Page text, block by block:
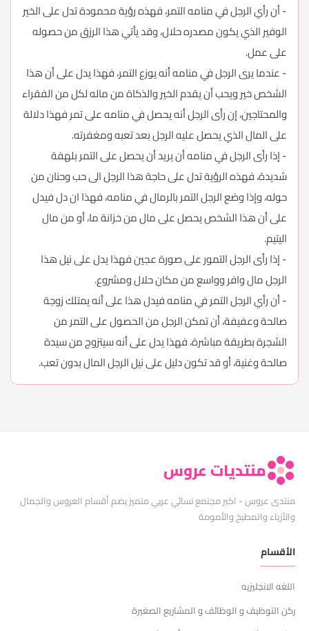
- أن رأي الرجل في منامه التمر، فهذه رؤية محمودة تدل على الخير
الوفير الذي يكون مصدره حلال، وقد يأتي هذا الرزق من حصوله
على عمل.
- عندما يرى الرجل في منامه أنه يوزع التمر، فهذا يدل على أن هذا
الشخص خير ويحب أن يقدم الخير والذكاة من ماله لكل من الفقراء
والمحتاجين، إن رأى الرجل أنه يحصل في منامه على تمر فهذا دلالة
على المال الذي يحصل عليه الرجل بعد تعبه ومغفرته.
- إذا رأى الرجل في منامه أن يريد أن يحصل على التمر بلهفة
شديدة، فهذه الرؤية تدل على حاجة هذا الرجل الى حب وحنان من
حوله، وإذا وضع الرجل التمر بالرمال في منامه، فهذا ان دل فيدل
على أن هذا الشخص يحصل على مال من خزانة ما، أو من مال
اليتيم.
- إذا رأى الرجل التمور على صورة عجين فهذا يدل على نيل هذا
الرجل مال وافر وواسع من مكان حلال ومشروع.
- أن رأي الرجل التمر في منامه فيدل هذا على أنه يمتلك زوجة
صالحة وعفيفة، أن تمكن الرجل من الحصول على التمر من
الشجرة بطريقة مباشرة، فهذا يدل على أنه سيتزوج من سيدة
صالحة وغنية، أو قد تكون دليل على نيل الرجل المال بدون تعب.
منتديات عروس
منتدى عروس - اكبر مجتمع نسائي عربي متميز يضم أقسام العروس والجمال
والأزياء والمطبخ والأمومة
الأقسام
اللغه الانجليزيه
ركن التوظيف و الوظائف و المشاريع الصغيرة